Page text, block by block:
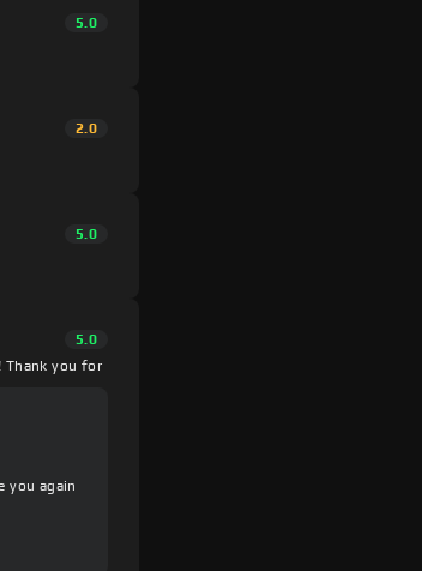
5.0
2.0
5.0
5.0
Thank you for
you again